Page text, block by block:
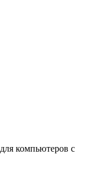
компьютеров с